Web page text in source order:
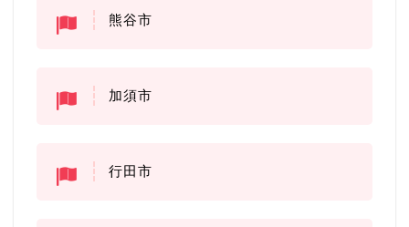
熊谷市
加須市
行田市